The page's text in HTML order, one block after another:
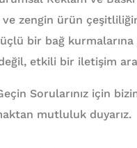
ve zengin ürün
bir bağ kurmalarına
etkili bir iletişim
Sorularınız için
mutluluk duyarız.